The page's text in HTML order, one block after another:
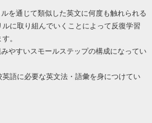
を通じて類似した英文に何度も触れられる
に取り組んでいくことによって反復学習
。
やすいスモールステップの構成になってい
語に必要な英文法・語彙を身につけてい